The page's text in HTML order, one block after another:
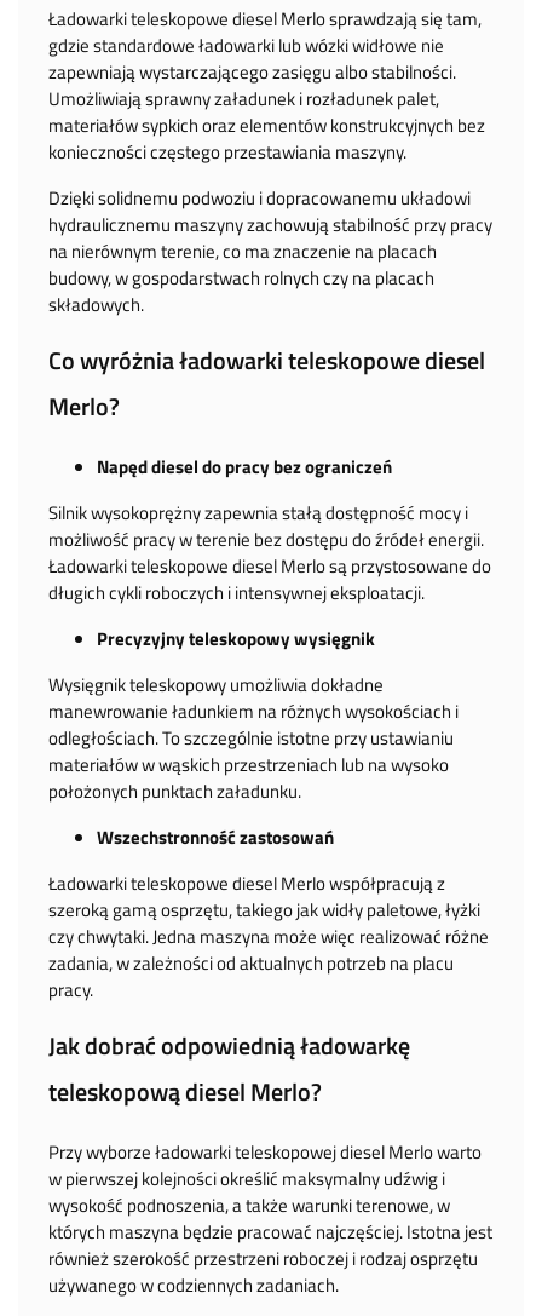
Ładowarki teleskopowe diesel Merlo sprawdzają się tam,
gdzie standardowe ładowarki lub wózki widłowe nie
zapewniają wystarczającego zasięgu albo stabilności.
Umożliwiają sprawny załadunek i rozładunek palet,
materiałów sypkich oraz elementów konstrukcyjnych bez
konieczności częstego przestawiania maszyny.
Dzięki solidnemu podwoziu i dopracowanemu układowi
hydraulicznemu maszyny zachowują stabilność przy pracy
na nierównym terenie, co ma znaczenie na placach
budowy, w gospodarstwach rolnych czy na placach
składowych.
Co wyróżnia ładowarki teleskopowe diesel
Merlo?
Napęd diesel do pracy bez ograniczeń
Silnik wysokoprężny zapewnia stałą dostępność mocy i
możliwość pracy w terenie bez dostępu do źródeł energii.
Ładowarki teleskopowe diesel Merlo są przystosowane do
długich cykli roboczych i intensywnej eksploatacji.
Precyzyjny teleskopowy wysięgnik
Wysięgnik teleskopowy umożliwia dokładne
manewrowanie ładunkiem na różnych wysokościach i
odległościach. To szczególnie istotne przy ustawianiu
materiałów w wąskich przestrzeniach lub na wysoko
położonych punktach załadunku.
Wszechstronność zastosowań
Ładowarki teleskopowe diesel Merlo współpracują z
szeroką gamą osprzętu, takiego jak widły paletowe, łyżki
czy chwytaki. Jedna maszyna może więc realizować różne
zadania, w zależności od aktualnych potrzeb na placu
pracy.
Jak dobrać odpowiednią ładowarkę
teleskopową diesel Merlo?
Przy wyborze ładowarki teleskopowej diesel Merlo warto
w pierwszej kolejności określić maksymalny udźwig i
wysokość podnoszenia, a także warunki terenowe, w
których maszyna będzie pracować najczęściej. Istotna jest
również szerokość przestrzeni roboczej i rodzaj osprzętu
używanego w codziennych zadaniach.